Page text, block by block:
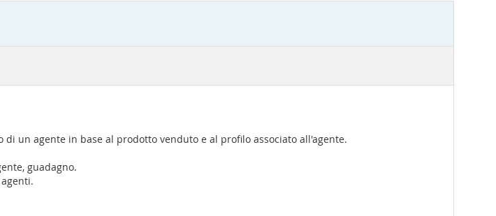
un agente in base al prodotto venduto e al profilo associato all'agente.
guadagno.